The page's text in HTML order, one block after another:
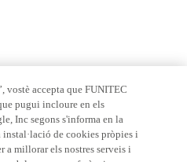
vostè accepta que FUNITEC
pugui incloure en els
Inc segons s'informa en la
de cookies pròpies i
a millorar els nostres serveis i